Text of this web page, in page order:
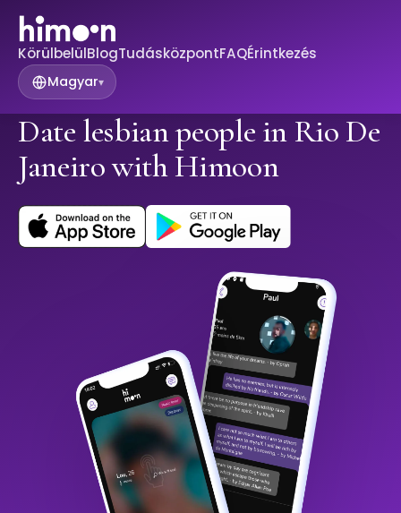
KörülbelülBlogTudásközpontFAQÉrintkezés
Magyar▾
Date lesbian people in Rio De
Janeiro with Himoon